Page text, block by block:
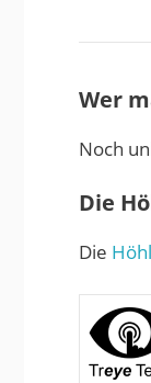
Wer
Noch
Die
Die